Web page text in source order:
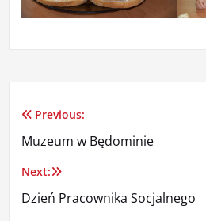
Nawigacja
wpisu
Previous:
Muzeum w Będominie
Next:
Dzień Pracownika Socjalnego